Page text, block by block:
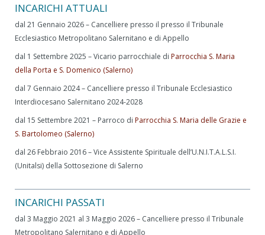
INCARICHI ATTUALI
dal 21 Gennaio 2026 – Cancelliere presso il presso il Tribunale
Ecclesiastico Metropolitano Salernitano e di Appello
dal 1 Settembre 2025 – Vicario parrocchiale di Parrocchia S. Maria
della Porta e S. Domenico (Salerno)
dal 7 Gennaio 2024 – Cancelliere presso il Tribunale Ecclesiastico
Interdiocesano Salernitano 2024-2028
dal 15 Settembre 2021 – Parroco di Parrocchia S. Maria delle Grazie e
S. Bartolomeo (Salerno)
dal 26 Febbraio 2016 – Vice Assistente Spirituale dell’U.N.I.T.A.L.S.I.
(Unitalsi) della Sottosezione di Salerno
INCARICHI PASSATI
dal 3 Maggio 2021 al 3 Maggio 2026 – Cancelliere presso il Tribunale
Metropolitano Salernitano e di Appello